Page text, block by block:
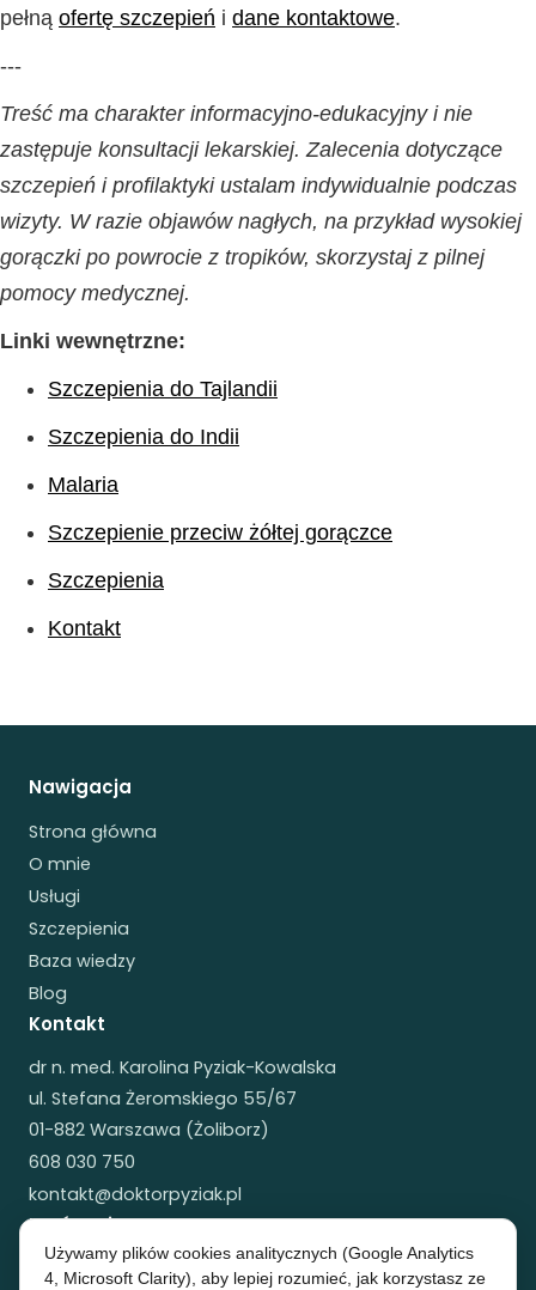
pełną ofertę szczepień i dane kontaktowe.
---
Treść ma charakter informacyjno-edukacyjny i nie
zastępuje konsultacji lekarskiej. Zalecenia dotyczące
szczepień i profilaktyki ustalam indywidualnie podczas
wizyty. W razie objawów nagłych, na przykład wysokiej
gorączki po powrocie z tropików, skorzystaj z pilnej
pomocy medycznej.
Linki wewnętrzne:
Szczepienia do Tajlandii
Szczepienia do Indii
Malaria
Szczepienie przeciw żółtej gorączce
Szczepienia
Kontakt
Używamy plików cookies analitycznych (Google Analytics
4, Microsoft Clarity), aby lepiej rozumieć, jak korzystasz ze
Nawigacja
Strona główna
O mnie
Usługi
Szczepienia
Baza wiedzy
Blog
Kontakt
dr n. med. Karolina Pyziak-Kowalska
ul. Stefana Żeromskiego 55/67
01-882 Warszawa (Żoliborz)
608 030 750
kontakt@doktorpyziak.pl
Umów wizytę
Wizyty stacjonarne i online.